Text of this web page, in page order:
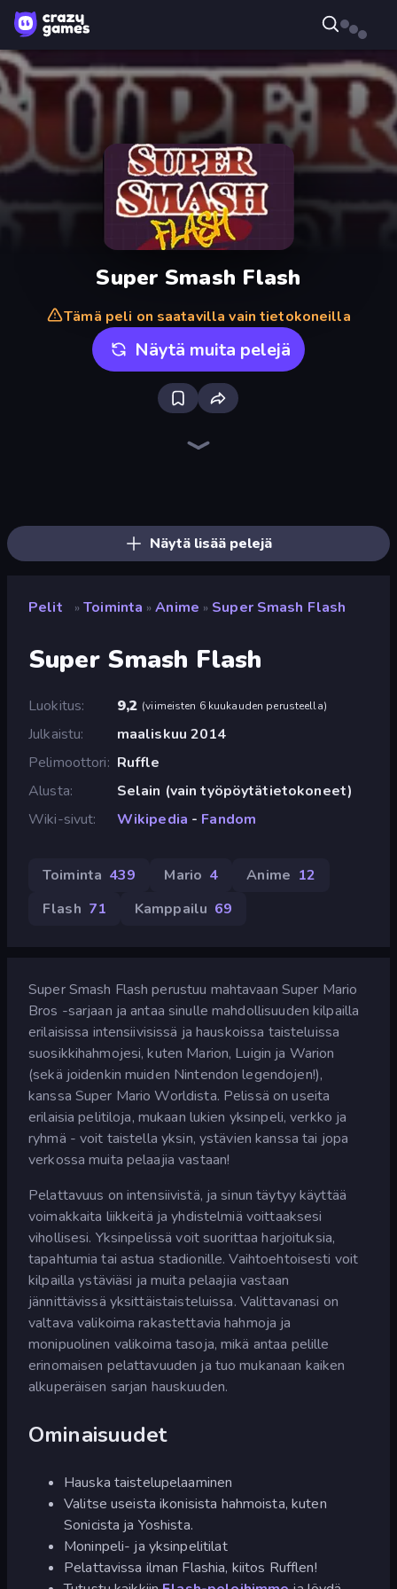
Super Smash Flash
Tämä peli on saatavilla vain tietokoneilla
Näytä muita pelejä
Näytä lisää pelejä
Pelit » Toiminta » Anime » Super Smash Flash
Super Smash Flash
Luokitus 9,2 (viimeisten 6 kuukauden perusteella)
Julkaistu
maaliskuu 2014
Pelimoottori
Ruffle
Alusta
Selain (vain työpöytätietokoneet)
Wiki-sivut
Wikipedia - Fandom
Toiminta 439 Mario 4 Anime 12
Flash 71 Kamppailu 69
Super Smash Flash perustuu mahtavaan Super Mario
Bros -sarjaan ja antaa sinulle mahdollisuuden kilpailla
erilaisissa intensiivisissä ja hauskoissa taisteluissa
suosikkihahmojesi, kuten Marion, Luigin ja Warion
(sekä joidenkin muiden Nintendon legendojen!),
kanssa Super Mario Worldista. Pelissä on useita
erilaisia pelitiloja, mukaan lukien yksinpeli, verkko ja
ryhmä - voit taistella yksin, ystävien kanssa tai jopa
verkossa muita pelaajia vastaan!
Pelattavuus on intensiivistä, ja sinun täytyy käyttää
voimakkaita liikkeitä ja yhdistelmiä voittaaksesi
vihollisesi. Yksinpelissä voit suorittaa harjoituksia,
tapahtumia tai astua stadionille. Vaihtoehtoisesti voit
kilpailla ystäviäsi ja muita pelaajia vastaan
jännittävissä yksittäistaisteluissa. Valittavanasi on
valtava valikoima rakastettavia hahmoja ja
monipuolinen valikoima tasoja, mikä antaa pelille
erinomaisen pelattavuuden ja tuo mukanaan kaiken
alkuperäisen sarjan hauskuuden.
Ominaisuudet
Hauska taistelupelaaminen
Valitse useista ikonisista hahmoista, kuten
Sonicista ja Yoshista.
Moninpeli- ja yksinpelitilat
Pelattavissa ilman Flashia, kiitos Rufflen!